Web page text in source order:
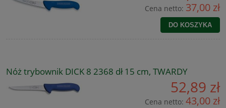
Cena netto: 37,00 zł
DO KOSZYKA
Nóż trybownik DICK 8 2368 dł 15 cm, TWARDY
52,89 zł
Cena netto: 43,00 zł